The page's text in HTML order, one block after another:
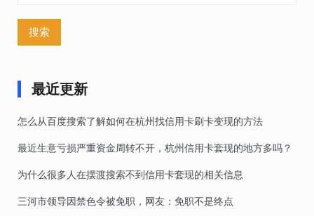
最近更新
怎么从百度搜索了解如何在杭州找信用卡刷卡变现的方法
最近生意亏损严重资金周转不开，杭州信用卡套现的地方多吗？
为什么很多人在摆渡搜索不到信用卡套现的相关信息
三河市领导因禁色令被免职，网友：免职不是终点